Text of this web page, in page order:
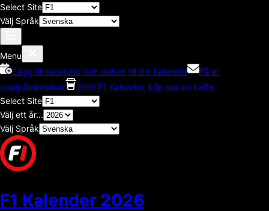
Select Site
Välj Språk
Menu
Lägg till racetider och datum till din kalender
Få e-
postpåminnelser
Stöd F1 Kalender, köp oss en kaffe.
Select Site
Välj ett år...
Välj Språk
F1 Kalender 2026